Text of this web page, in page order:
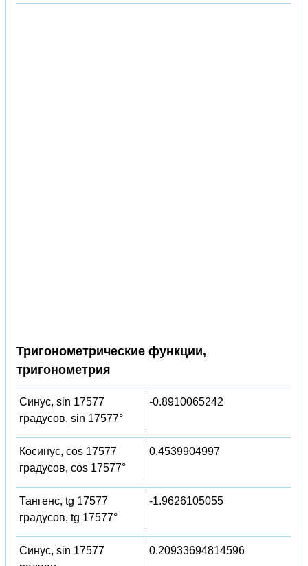
Тригонометрические функции,
тригонометрия
Синус, sin 17577
градусов, sin 17577°
-0.8910065242
Косинус, cos 17577
градусов, cos 17577°
0.4539904997
Тангенс, tg 17577
градусов, tg 17577°
-1.9626105055
Синус, sin 17577
0.20933694814596